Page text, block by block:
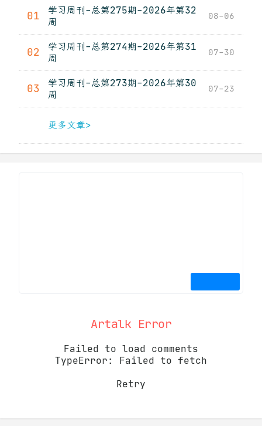
01
学习周刊-总第275期-2026年第32
周
08-06
02
学习周刊-总第274期-2026年第31
周
07-30
03
学习周刊-总第273期-2026年第30
周
07-23
更多文章>
Artalk Error
Failed to load comments
TypeError: Failed to fetch
Retry